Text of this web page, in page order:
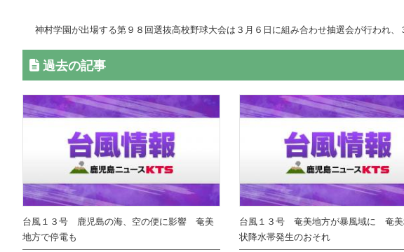
神村学園が出場する第９８回選抜高校野球大会は３月６日に組み合わせ抽選会が行われ、
過去の記事
台風１３号 鹿児島の海、空の便に影響 奄美
地方で停電も
台風１３号 奄美地方が暴風域に 奄美
状降水帯発生のおそれ